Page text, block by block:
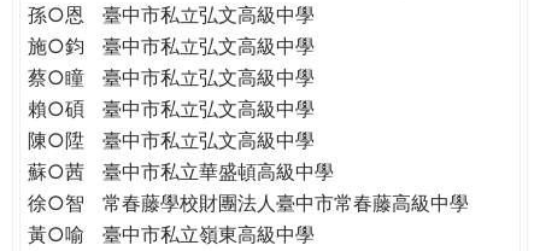
孫○恩
臺中市私立弘文高級中學
施○鈞
臺中市私立弘文高級中學
蔡○瞳
臺中市私立弘文高級中學
賴○碩
臺中市私立弘文高級中學
陳○陞
臺中市私立弘文高級中學
蘇○茜
臺中市私立華盛頓高級中學
徐○智
常春藤學校財團法人臺中市常春藤高級中學
黃○喻
臺中市私立嶺東高級中學